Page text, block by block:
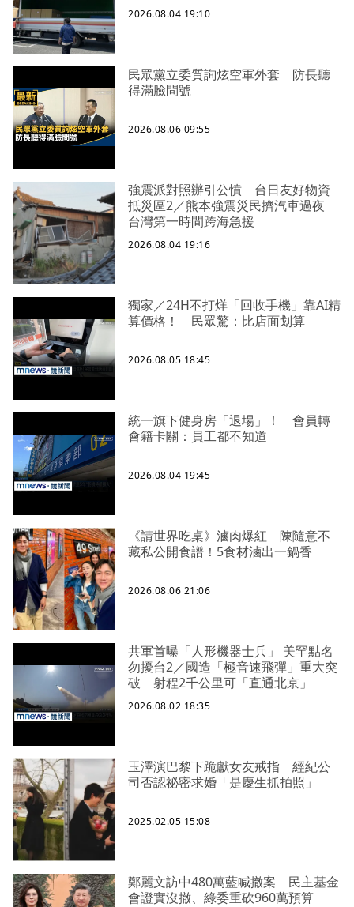
2026.08.04 19:10
民眾黨立委質詢炫空軍外套 防長聽
得滿臉問號
2026.08.06 09:55
強震派對照辦引公憤 台日友好物資
抵災區2／熊本強震災民擠汽車過夜
台灣第一時間跨海急援
2026.08.04 19:16
獨家／24H不打烊「回收手機」靠AI精
算價格！ 民眾驚：比店面划算
2026.08.05 18:45
統一旗下健身房「退場」！ 會員轉
會籍卡關：員工都不知道
2026.08.04 19:45
《請世界吃桌》滷肉爆紅 陳隨意不
藏私公開食譜！5食材滷出一鍋香
2026.08.06 21:06
共軍首曝「人形機器士兵」 美罕點名
勿擾台2／國造「極音速飛彈」重大突
破 射程2千公里可「直通北京」
2026.08.02 18:35
玉澤演巴黎下跪獻女友戒指 經紀公
司否認祕密求婚「是慶生抓拍照」
2025.02.05 15:08
鄭麗文訪中480萬藍喊撤案 民主基金
會證實沒撤、綠委重砍960萬預算